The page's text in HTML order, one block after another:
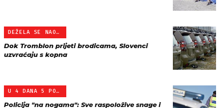
DEŽELA SE NAORUŽAVA
Dok Tromblon prijeti brodicama, Slovenci
uzvraćaju s kopna
U 4 DANA 5 POGINULIH
Policija "na nogama": Sve raspoložive snage i